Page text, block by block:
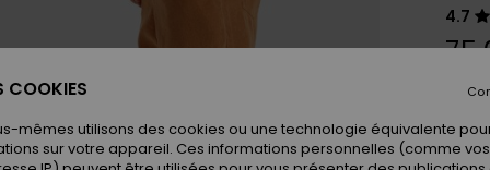
4.7
COOKIES
mêmes utilisons des cookies ou une technologie équivalente
sur votre appareil. Ces informations personnelles (comme